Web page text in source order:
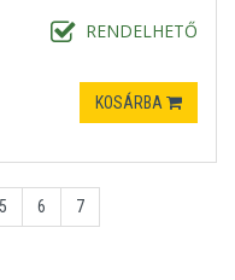
RENDELHETŐ
KOSÁRBA
5 6 7